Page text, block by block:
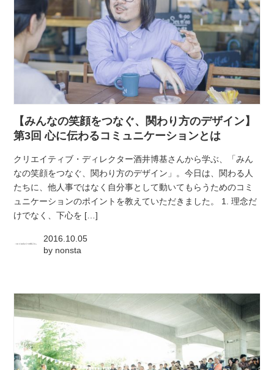
【みんなの笑顔をつなぐ、関わり方のデザイン】
第3回 心に伝わるコミュニケーションとは
クリエイティブ・ディレクター酒井博基さんから学ぶ、「みん
なの笑顔をつなぐ、関わり方のデザイン」。今日は、関わる人
たちに、他人事ではなく自分事として動いてもらうためのコミ
ュニケーションのポイントを教えていただきました。 1. 理念だ
けでなく、下心を […]
2016.10.05
by nonsta